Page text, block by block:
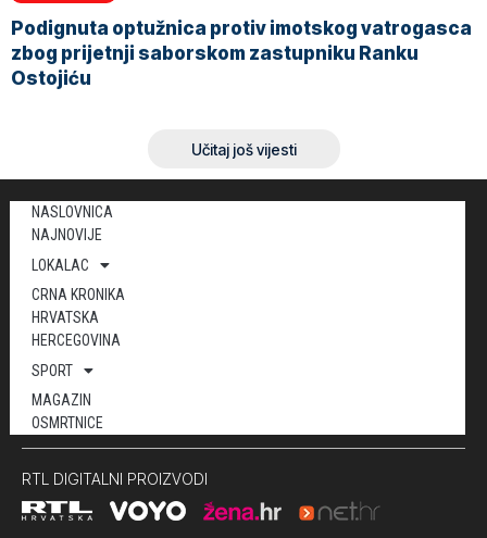
Podignuta optužnica protiv imotskog vatrogasca
zbog prijetnji saborskom zastupniku Ranku
Ostojiću
Učitaj još vijesti
NASLOVNICA
NAJNOVIJE
LOKALAC
CRNA KRONIKA
HRVATSKA
HERCEGOVINA
SPORT
MAGAZIN
OSMRTNICE
RTL DIGITALNI PROIZVODI